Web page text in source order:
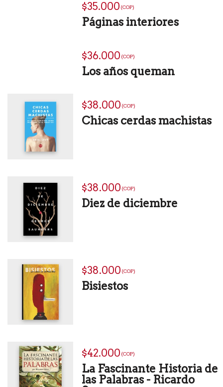
$35.000(COP)
Páginas interiores
$36.000(COP)
Los años queman
$38.000(COP)
Chicas cerdas machistas
$38.000(COP)
Diez de diciembre
$38.000(COP)
Bisiestos
$42.000(COP)
La Fascinante Historia de
las Palabras - Ricardo